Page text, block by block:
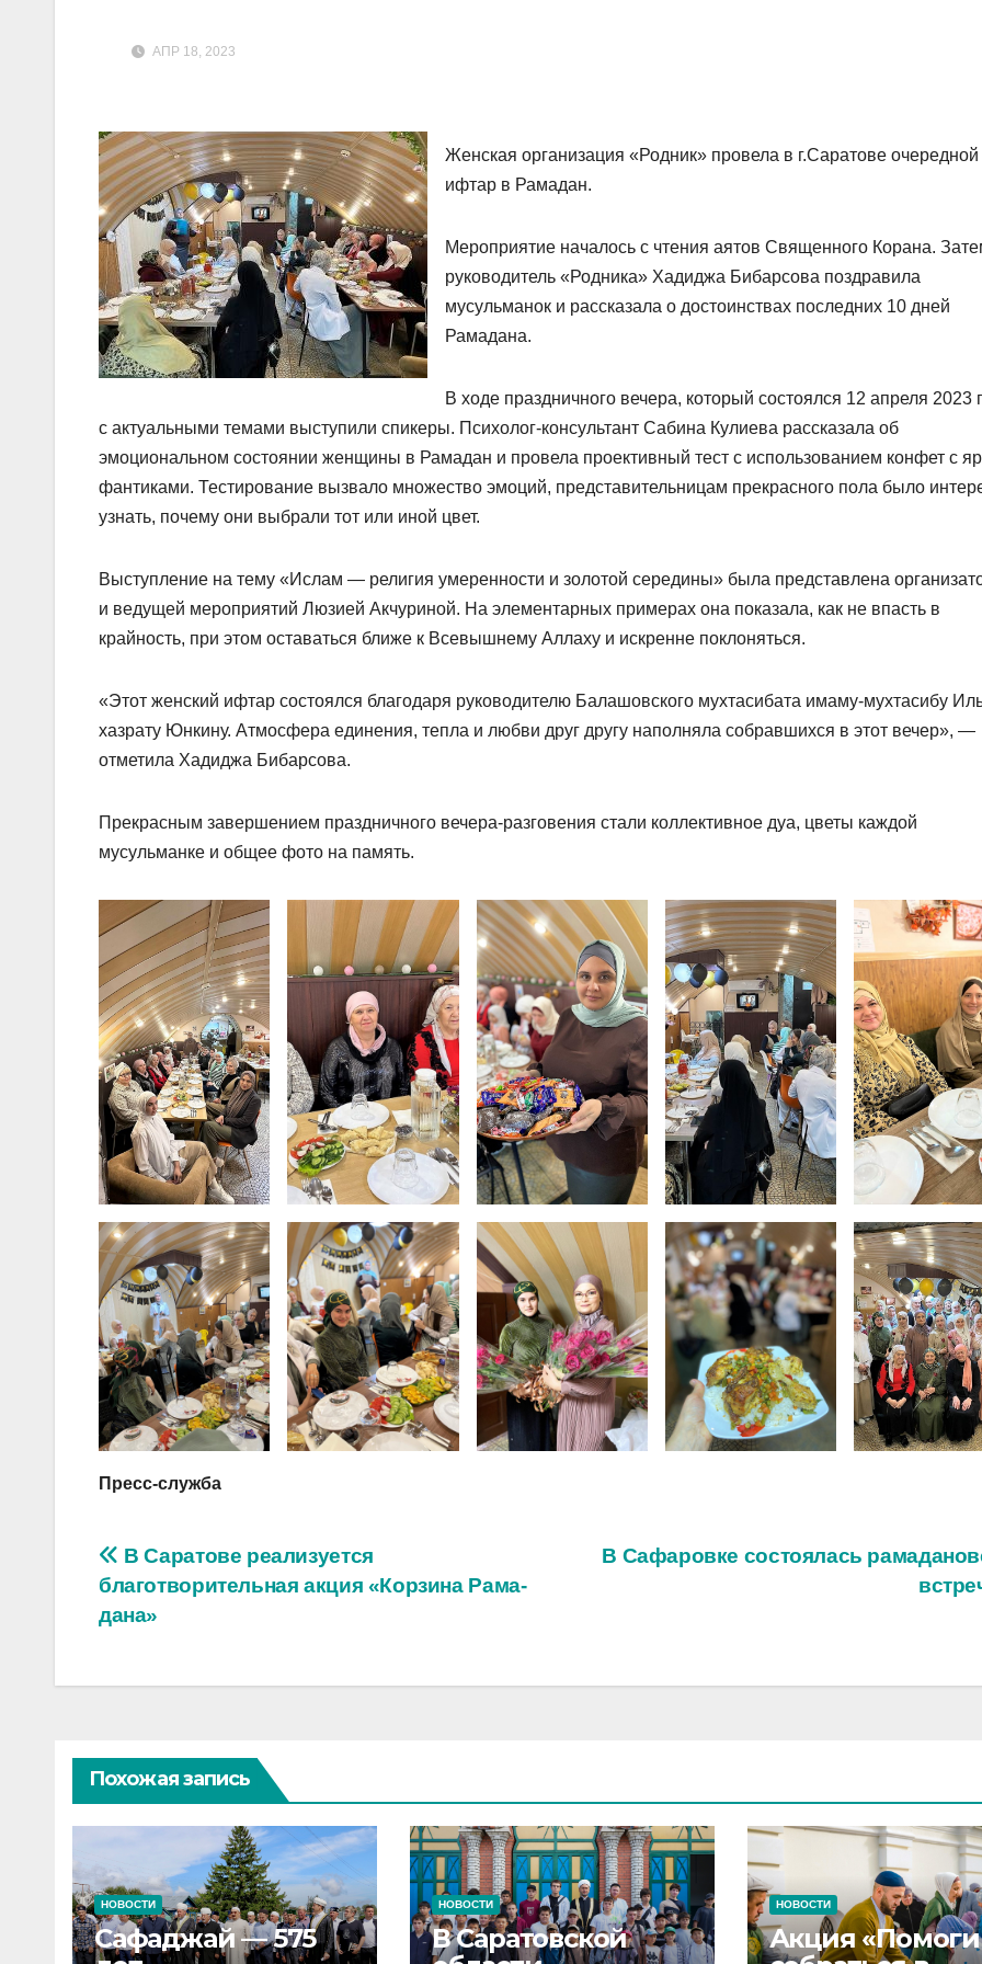
АПР 18, 2023
Женская организация «Родник» провела в г.Саратове очередной
ифтар в Рамадан.
Мероприятие началось с чтения аятов Священного Корана.
руководитель «Родника» Хадиджа Бибарсова поздравила
мусульманок и рассказала о достоинствах последних 10 дней
Рамадана.
В ходе праздничного вечера, который состоялся 12 апреля 2023
с актуальными темами выступили спикеры. Психолог-консультант Сабина Кулиева рассказала об
эмоциональном состоянии женщины в Рамадан и провела проективный тест с использованием конфет с
фантиками. Тестирование вызвало множество эмоций, представительницам прекрасного пола было
узнать, почему они выбрали тот или иной цвет.
Выступление на тему «Ислам — религия умеренности и золотой середины» была представлена
и ведущей мероприятий Люзией Акчуриной. На элементарных примерах она показала, как не впасть в
крайность, при этом оставаться ближе к Всевышнему Аллаху и искренне поклоняться.
«Этот женский ифтар состоялся благодаря руководителю Балашовского мухтасибата имаму-мухтасибу
хазрату Юнкину. Атмосфера единения, тепла и любви друг другу наполняла собравшихся в этот вечер», —
отметила Хадиджа Бибарсова.
Прекрасным завершением праздничного вечера-разговения стали коллективное дуа, цветы каждой
мусульманке и общее фото на память.
Пресс-служба
Навигация
по
В Сафаровке состоялась
В Саратове реализует­ся
благотворительная акция «Корзина Рама­
дана»
Похожая запись
НОВОСТИ
Сафаджай — 575
НОВОСТИ
В Саратовской
НОВОСТИ
Акция «Помоги